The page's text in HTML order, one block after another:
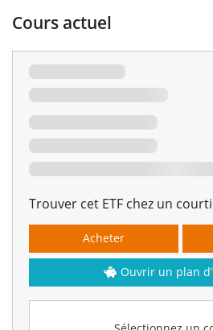
Cours actuel
Trouver cet ETF chez un
Acheter
Ouvrir un plan